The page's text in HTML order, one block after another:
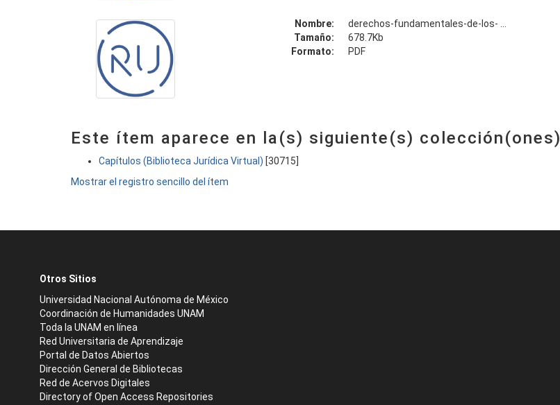
Nombre:
derechos-fundamentales-de-los- ...
Tamaño:
678.7Kb
Formato:
PDF
Este ítem aparece en la(s) siguiente(s) colección(ones)
Capítulos (Biblioteca Jurídica Virtual) [30715]
Mostrar el registro sencillo del ítem
Otros Sitios
Universidad Nacional Autónoma de México
Coordinación de Humanidades UNAM
Toda la UNAM en línea
Red Universitaria de Aprendizaje
Portal de Datos Abiertos
Dirección General de Bibliotecas
Red de Acervos Digitales
Directory of Open Access Repositories